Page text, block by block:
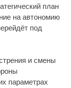
план
на автономию
под
и смены
параметрах